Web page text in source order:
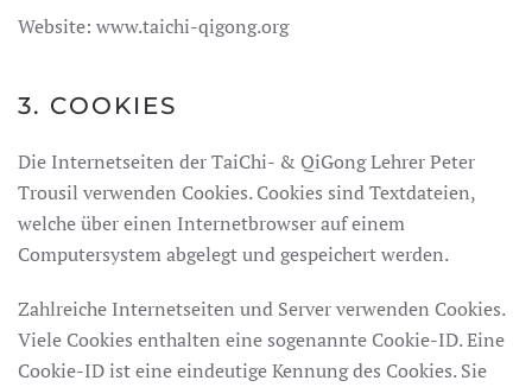
Website: www.taichi-qigong.org
3. COOKIES
Die Internetseiten der TaiChi- & QiGong Lehrer Peter
Trousil verwenden Cookies. Cookies sind Textdateien,
welche über einen Internetbrowser auf einem
Computersystem abgelegt und gespeichert werden.
Zahlreiche Internetseiten und Server verwenden Cookies.
Viele Cookies enthalten eine sogenannte Cookie-ID. Eine
Cookie-ID ist eine eindeutige Kennung des Cookies. Sie